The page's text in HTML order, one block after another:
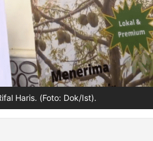
Haris. (Foto: Dok/Ist).